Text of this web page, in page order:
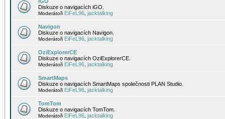
Diskuze o navigacích iGO.
Moderátoři EiFeL96 jacktalking
Navigon
Diskuze o navigacích Navigon.
Moderátoři EiFeL96 jacktalking
OziExplorerCE
Diskuze o navigacích OziExplorerCE.
Moderátoři EiFeL96 jacktalking
SmartMaps
Diskuze o navigacích SmartMaps společnosti PLAN Studio.
Moderátoři EiFeL96 jacktalking
TomTom
Diskuze o navigacích TomTom.
Moderátoři EiFeL96 jacktalking